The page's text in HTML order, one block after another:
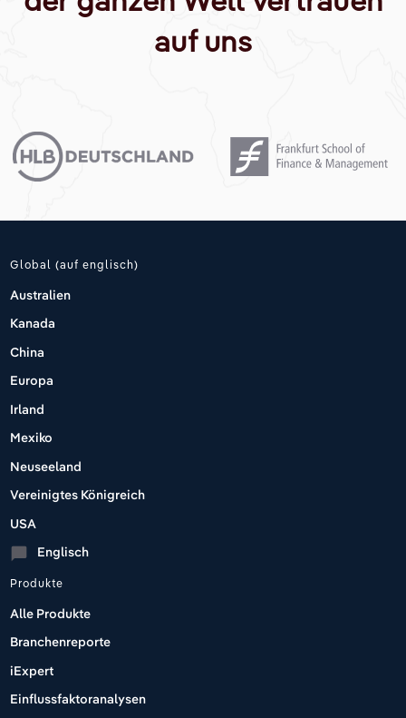
auf uns
Global (auf englisch)
Australien
Kanada
China
Europa
Irland
Mexiko
Neuseeland
Vereinigtes Königreich
USA
chat_bubble Englisch
Produkte
Alle Produkte
Branchenreporte
iExpert
Einflussfaktoranalysen